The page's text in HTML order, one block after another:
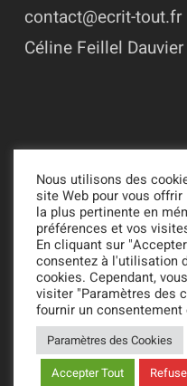
contact@ecrit-tout.fr
Céline Feillel Dauvier
© 2022 - 2026
Suivi du site par
de sites web et
Mentions légales
Politique de
Nous utilisons des
site Web pour vous offrir
la plus pertinente en
préférences et vos
En cliquant sur
consentez à l'utilisation
cookies. Cependant,
visiter "Paramètres des
fournir un consentement
Paramètres des Cookies
Accepter Tout